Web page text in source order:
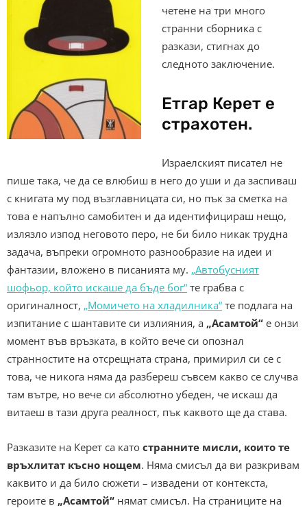
четене на три много
странни сборника с
разкази, стигнах до
следното заключение.
Етгар Керет е
страхотен.
Израелският писател не
пише така, че да се влюбиш в него до уши и да заспиваш
с книгата му под възглавницата си, но пък за сметка на
това е напълно самобитен и да идентифицираш нещо,
излязло изпод неговото перо, не би било никак трудна
задача, въпреки огромното разнообразие на идеи и
фантазии, вложено в писанията му. „Автобусният
шофьор, който искаше да бъде бог“ те грабва с
оригиналност, „Момичето на хладилника“ те подлага на
изпитание с шантавите си излияния, а „Асамтой“ е онзи
момент във връзката, в който вече си опознал
странностите на отсрещната страна, примирил си се с
това, че никога няма да разбереш съвсем какво се случва
там вътре, но вече си абсолютно убеден, че искаш да
витаеш в тази друга реалност, пък каквото ще да става.
Разказите на Керет са като странните мисли, които те
връхлитат късно нощем. Няма смисъл да ви разкривам
каквито и да било сюжети – извадени от контекста,
героите в „Асамтой“ нямат смисъл. На страниците на